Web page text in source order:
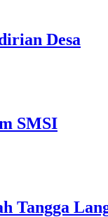
Desa
SMSI
Tangga